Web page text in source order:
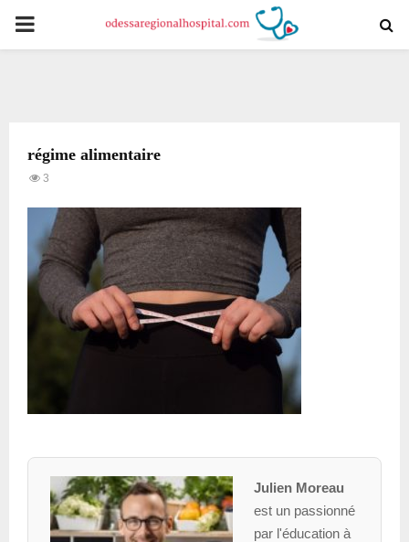
PRIMARY
régime alimentaire
3
Julien Moreau
est un passionné
par l'éducation à